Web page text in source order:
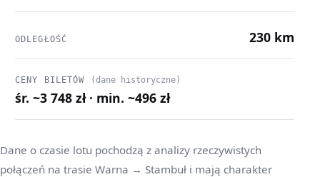
ODLEGŁOŚĆ 230 km
CENY BILETÓW (dane historyczne)
śr. ~3 748 zł · min. ~496 zł
Dane o czasie lotu pochodzą z analizy rzeczywistych
połączeń na trasie Warna → Stambuł i mają charakter